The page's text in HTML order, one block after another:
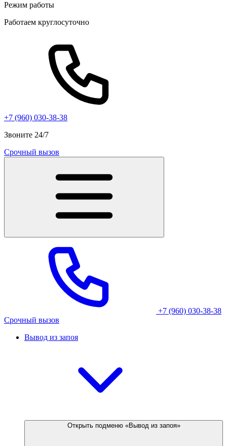
Режим работы
Работаем круглосуточно
+7 (960) 030-38-38
Звоните 24/7
Срочный вызов
+7 (960) 030-38-38
Срочный вызов
Вывод из запоя
Открыть подменю «Вывод из запоя»